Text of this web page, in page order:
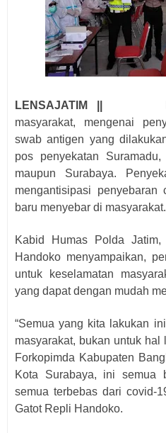
LENSAJATIM ||
masyarakat, mengenai
swab antigen yang
pos penyekatan
maupun Surabaya.
mengantisipasi
baru menyebar di masyarakat.
Kabid Humas Polda
Handoko menyampaikan,
untuk keselamatan
yang dapat dengan mudah
“Semua yang kita lakukan
masyarakat, bukan untuk
Forkopimda Kabupaten
Kota Surabaya, ini semua
semua terbebas dari covid-
Gatot Repli Handoko.